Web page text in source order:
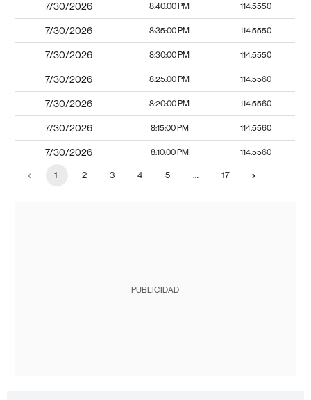
7/30/2026 8:40:00 PM 114.5550
7/30/2026 8:35:00 PM 114.5550
7/30/2026 8:30:00 PM 114.5550
7/30/2026 8:25:00 PM 114.5560
7/30/2026 8:20:00 PM 114.5560
7/30/2026 8:15:00 PM 114.5560
7/30/2026 8:10:00 PM 114.5560
1 2 3 4 5 … 17
PUBLICIDAD